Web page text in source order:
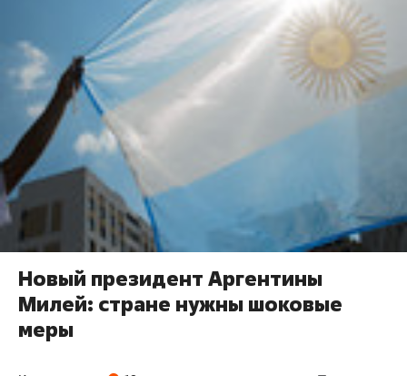
Новый президент Аргентины
Милей: стране нужны шоковые
меры